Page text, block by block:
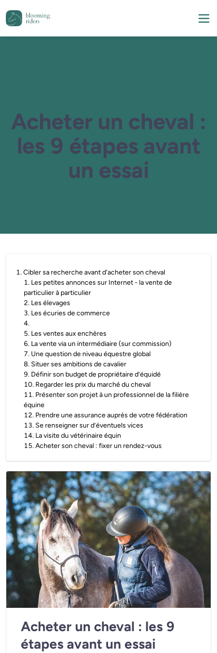
Acheter un cheval :
les 9 étapes avant
un essai
1.Cibler sa recherche avant d'acheter son cheval
1. Les petites annonces sur Internet - la vente de
particulier à particulier
2. Les élevages
3. Les écuries de commerce
4.
5. Les ventes aux enchères
6. La vente via un intermédiaire (sur commission)
7. Une question de niveau équestre global
8. Situer ses ambitions de cavalier
9. Définir son budget de propriétaire d’équidé
10. Regarder les prix du marché du cheval
11. Présenter son projet à un professionnel de la filière
équine
12. Prendre une assurance auprès de votre fédération
13. Se renseigner sur d’éventuels vices
14. La visite du vétérinaire équin
15.Acheter son cheval : fixer un rendez-vous
Acheter un cheval : les 9
étapes avant un essai